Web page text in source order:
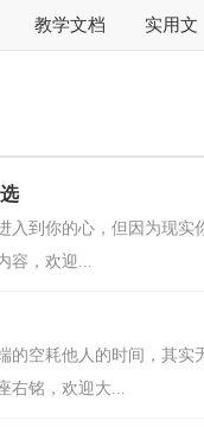
教学文档 实用文
到你的心，但因为现实
容，欢迎...
空耗他人的时间，其
右铭，欢迎大...